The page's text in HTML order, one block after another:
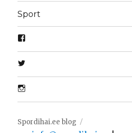
Sport
Spordihai.ee blog